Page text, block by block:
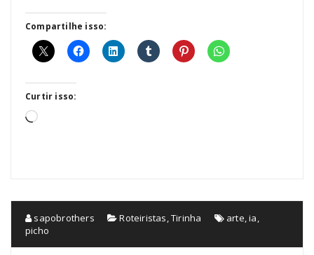
Compartilhe isso:
Curtir isso:
Carregando...
sapobrothers Roteiristas,Tirinha arte,ia,
picho